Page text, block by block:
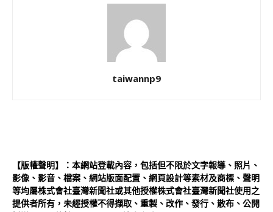
taiwannp9
【版權聲明】：本網站登載內容，包括但不限於文字報導、照片、
影像、影音、檔案、網站版面配置、網頁設計等素材及商標、聲明
等均屬株式會社臺灣新聞社或其他授權株式會社臺灣新聞社使用之
提供者所有，未經授權不得擷取、重製、改作、發行、散布、公開